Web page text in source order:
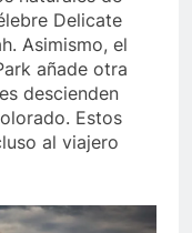
Delicate
Asimismo, el
añade otra
descienden
Estos
al viajero